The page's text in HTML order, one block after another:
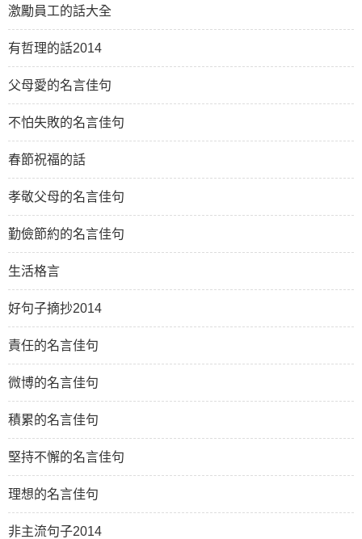
激勵員工的話大全
有哲理的話2014
父母愛的名言佳句
不怕失敗的名言佳句
春節祝福的話
孝敬父母的名言佳句
勤儉節約的名言佳句
生活格言
好句子摘抄2014
責任的名言佳句
微博的名言佳句
積累的名言佳句
堅持不懈的名言佳句
理想的名言佳句
非主流句子2014